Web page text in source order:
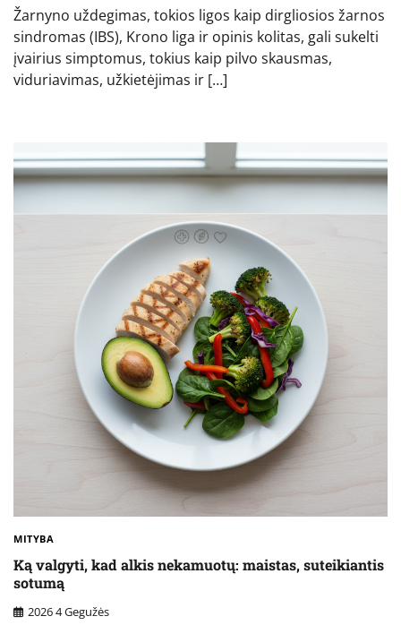
Žarnyno uždegimas, tokios ligos kaip dirgliosios žarnos
sindromas (IBS), Krono liga ir opinis kolitas, gali sukelti
įvairius simptomus, tokius kaip pilvo skausmas,
viduriavimas, užkietėjimas ir […]
MITYBA
Ką valgyti, kad alkis nekamuotų: maistas, suteikiantis
sotumą
2026 4 Gegužės